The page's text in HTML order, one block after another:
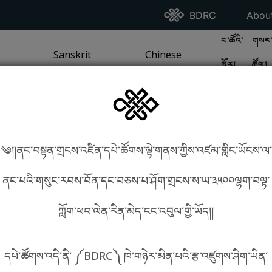
Go To BDRC
BDRC Go
/ SEA TRADITIONPAGE
GO TOSANSKRIT TRADITION
Sanskrit
GO TOCHINESE TRADITION
Chinese
GO TO
ང་ཚོའི་
སྐོར།
GO
ཚོལ།
༄།།ནང་བསྟན་གྲངས་འཛིན་དཔེ་ཚོགས་ལྟེ་གནས་ཀྱིས་འཛམ་གླིང་ཡོངས་ལ་
ནང་པའི་གསུང་རབས་བོན་དང་བཅས་པ་ཤོག་གྲངས་ས་ཡ་༣༥༠༠ལྷག་བལྟ་
ཀློག་ཕབ་ལེན་རིན་མེད་ངང་འབུལ་གྱི་ཡོད།།
དཔེ་ཚོགས་འདི་ནི་ ༼BDRC༽ ཁེ་གཉེར་མིན་པའི་རྩ་འཛུགས་ཤིག་ཡིན་
phonetics! How to find things?